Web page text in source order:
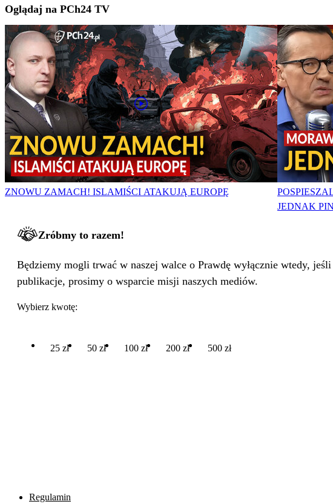
Oglądaj na PCh24 TV
ZNOWU ZAMACH! ISLAMIŚCI ATAKUJĄ EUROPĘ
JEDNAK
Zróbmy to razem!
Będziemy mogli trwać w naszej walce o Prawdę wyłącznie wtedy,
publikacje, prosimy o wsparcie misji naszych mediów.
Wybierz kwotę:
25 zł 50 zł 100 zł 200 zł 500 zł
Regulamin